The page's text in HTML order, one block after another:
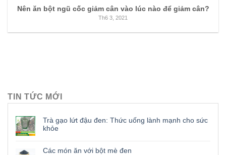
Nên ăn bột ngũ cốc giảm cân vào lúc nào để giảm cân?
Th6 3, 2021
TIN TỨC MỚI
Trà gạo lứt đậu đen: Thức uống lành mạnh cho sức
khỏe
Các món ăn với bột mè đen